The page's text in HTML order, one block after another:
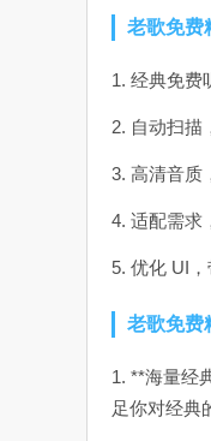
老歌免费
1. 经典免费
2. 自动扫描
3. 高清音质
4. 适配需求
5. 优化 UI
老歌免费
1. **海量经
足你对经典